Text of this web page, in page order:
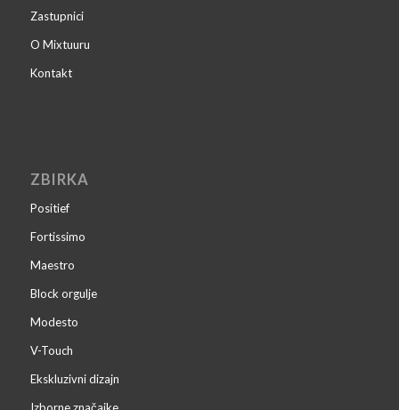
Zastupnici
O Mixtuuru
Kontakt
ZBIRKA
Positief
Fortissimo
Maestro
Block orgulje
Modesto
V-Touch
Ekskluzivni dizajn
Izborne značajke